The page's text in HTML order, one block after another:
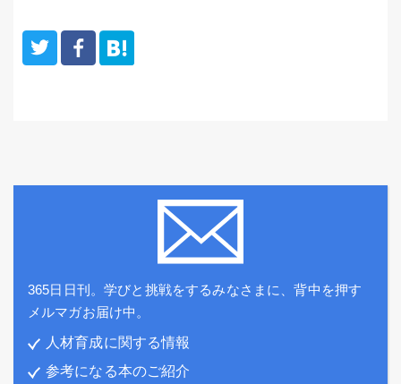
365日日刊。学びと挑戦をするみなさまに、背中を押す
メルマガお届け中。
人材育成に関する情報
参考になる本のご紹介